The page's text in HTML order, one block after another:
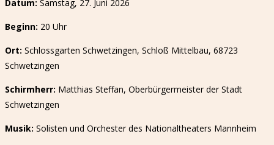
Datum: Samstag, 27. Juni 2026
Beginn: 20 Uhr
Ort: Schlossgarten Schwetzingen, Schloß Mittelbau, 68723
Schwetzingen
Schirmherr: Matthias Steffan, Oberbürgermeister der Stadt
Schwetzingen
Musik: Solisten und Orchester des Nationaltheaters Mannheim